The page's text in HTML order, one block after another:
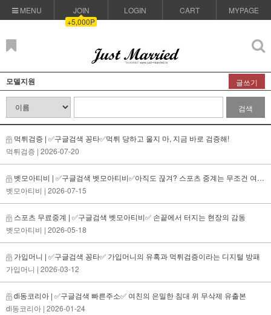
MENU
JOIN
+5,000P
LOGIN CART MYPAGE
모델지원 글쓰기
검색
먹튀검증 | ✅구글검색 꽁타✅먹튀 당하고 울지 마, 지금 바로 검증해!
먹튀검증 | 2026-07-20
벳모아티비 | ✅구글검색 벳모아티비✅아직도 끊겨? 스포츠 중계는 무조건 여기지!
벳모아티비 | 2026-07-15
스포츠 무료중계 | ✅구글검색 벳모아티비✅ 손끝에서 터지는 현장의 감동
벳모아티비 | 2026-05-18
가입머니 | ✅구글검색 꽁타✅ 가입머니의 유혹과 먹튀검증이라는 디지털 방패
가입머니 | 2026-03-12
di동코리아 | ✅구글검색 빠른주소✅ 여친의 은밀한 침대 위 무삭제 유출본
di동코리아 | 2026-01-24